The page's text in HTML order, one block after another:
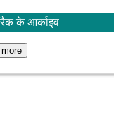
के आर्काइव
more